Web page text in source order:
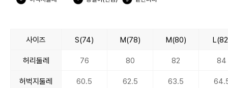
사이즈 S(74) M(78) M(80)
허리둘레 76 80 82 84
허벅지둘레 60.5 62.5 63.5